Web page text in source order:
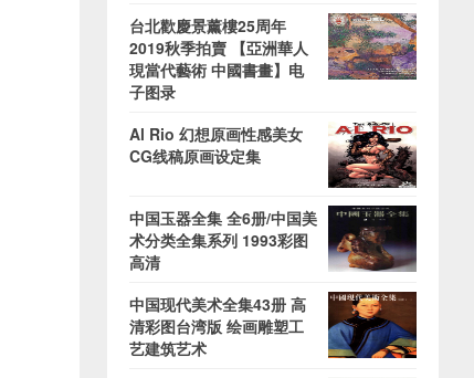
台北歡慶景薰樓25周年
2019秋季拍賣 【亞洲華人
現當代藝術 中國書畫】电
子图录
Al Rio 幻想原画性感美女
CG线稿原画设定集
中国玉器全集 全6册/中国美
术分类全集系列 1993彩图
高清
中国现代美术全集43册 高
清彩图台湾版 绘画雕塑工
艺建筑艺术